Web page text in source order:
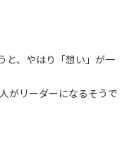
と、やはり「想い」が一
がリーダーになるそうで